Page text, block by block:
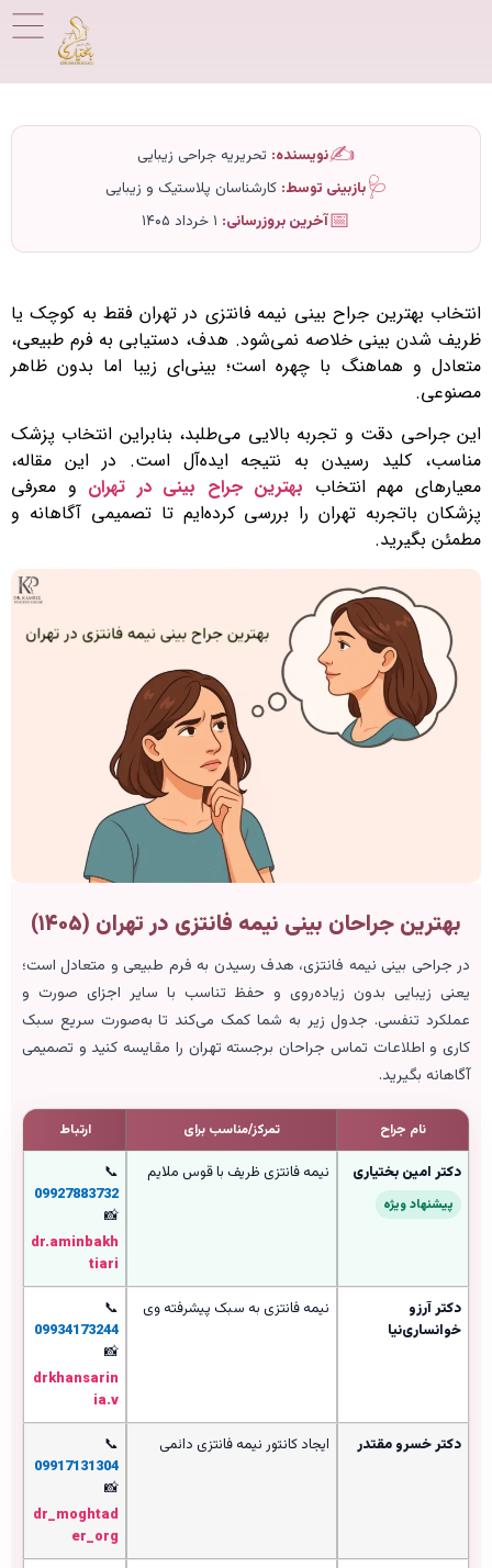
✍️نویسنده: تحریریه جراحی زیبایی
🩺بازبینی توسط: کارشناسان پلاستیک و زیبایی
📅آخرین بروزرسانی:
انتخاب بهترین جراح بینی نیمه فانتزی در تهران فقط به کوچک یا
ظریف شدن بینی خلاصه نمی‌شود. هدف، دستیابی به فرم طبیعی،
متعادل و هماهنگ با چهره است؛ بینی‌ای زیبا اما بدون ظاهر
مصنوعی.
این جراحی دقت و تجربه بالایی می‌طلبد، بنابراین انتخاب پزشک
مناسب، کلید رسیدن به نتیجه ایده‌آل است. در این مقاله،
معیارهای مهم انتخاب بهترین جراح بینی در تهران و معرفی
پزشکان باتجربه تهران را بررسی کرده‌ایم تا تصمیمی آگاهانه و
مطمئن بگیرید.
بهترین جراحان بینی نیمه فانتزی در تهران (۱۴۰۵)
در جراحی بینی نیمه فانتزی، هدف رسیدن به فرم طبیعی و متعادل است؛
یعنی زیبایی بدون زیاده‌روی و حفظ تناسب با سایر اجزای صورت و
عملکرد تنفسی. جدول زیر به شما کمک می‌کند تا به‌صورت سریع سبک
کاری و اطلاعات تماس جراحان برجسته تهران را مقایسه کنید و تصمیمی
آگاهانه بگیرید.
نام جراح تمرکز/مناسب برای ارتباط
دکتر امین بختیاری
پیشنهاد ویژه
نیمه فانتزی ظریف با قوس ملایم
📞
09927883732
📸
dr.aminbakh
tiari
دکتر آرزو
خوانساری‌نیا
نیمه فانتزی به سبک پیشرفته وی
📞
09934173244
📸
drkhansarin
ia.v
دکتر خسرو مقتدر
ایجاد کانتور نیمه فانتزی دائمی
📞
09917131304
📸
dr_moghtad
er_org